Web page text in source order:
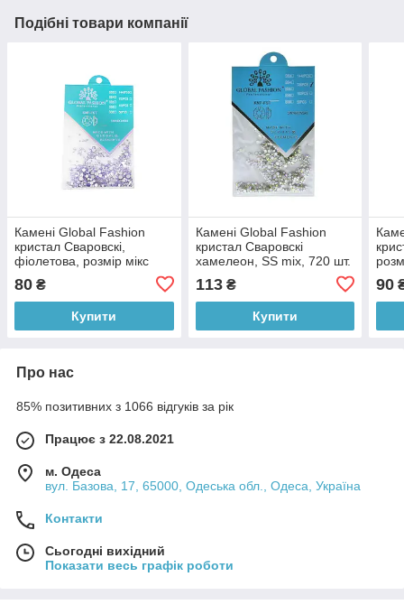
Подібні товари компанії
Камені Global Fashion
кристал Сваровскі,
фіолетова, розмір мікс
80 ₴
Купити
Камені Global Fashion
кристал Сваровскі
хамелеон, SS mix, 720 шт.
113₴
Купити
90
Про нас
85% позитивних з 1066 відгуків за рік
Працює з 22.08.2021
м. Одеса
вул. Базова, 17, 65000, Одеська обл., Одеса, Україна
Контакти
Сьогодні вихідний
Показати весь графік роботи